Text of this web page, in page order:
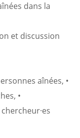
dans la
et discussion
aînées, •
•